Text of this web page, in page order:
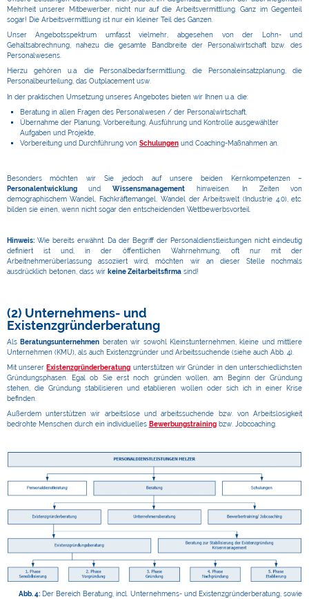
Mehrheit unserer Mitbewerber, nicht nur auf die Arbeitsvermittlung. Ganz im Gegenteil
sogar! Die Arbeitsvermittlung ist nur ein kleiner Teil des Ganzen.
Unser Angebotsspektrum umfasst vielmehr, abgesehen von der Lohn- und
Gehaltsabrechnung, nahezu die gesamte Bandbreite der Personalwirtschaft bzw. des
Personalwesens.
Hierzu gehören u.a. die Personalbedarfsermittlung, die Personaleinsatzplanung, die
Personalbeurteilung, das Outplacement usw.
In der praktischen Umsetzung unseres Angebotes bieten wir Ihnen u.a. die:
Beratung in allen Fragen des Personalwesen / der Personalwirtschaft,
Übernahme der Planung, Vorbereitung, Ausführung und Kontrolle ausgewählter
Aufgaben und Projekte,
Vorbereitung und Durchführung von Schulungenund Coaching-Maßnahmen an.
Besonders möchten wir Sie jedoch auf unsere beiden Kernkompetenzen –
PersonalentwicklungundWissensmanagement hinweisen. In Zeiten von
demographischem Wandel, Fachkräftemangel, Wandel der Arbeitswelt (Industrie 4.0), etc.
bilden sie einen, wenn nicht sogar den entscheidenden Wettbewerbsvorteil.
Hinweis:Wie bereits erwähnt. Da der Begriff der Personaldienstleistungen nicht eindeutig
definiert ist und, in der öffentlichen Wahrnehmung, oft nur mit der
Arbeitnehmerüberlassung assoziiert wird, möchten wir an dieser Stelle nochmals
ausdrücklich betonen, dass wir keine Zeitarbeitsfirmasind!
(2) Unternehmens- und
Existenzgründerberatung
Als Beratungsunternehmen beraten wir sowohl Kleinstunternehmen, kleine und mittlere
Unternehmen (KMU), als auch Existenzgründer und Arbeitssuchende (siehe auch Abb. 4).
Mit unserer Existenzgründerberatung unterstützen wir Gründer in den unterschiedlichsten
Gründungsphasen. Egal ob Sie erst noch gründen wollen, am Beginn der Gründung
stehen, die Gründung stabilisieren und etablieren wollen oder sich ich in einer Krise
befinden.
Außerdem unterstützen wir arbeitslose und arbeitssuchende bzw. von Arbeitslosigkeit
bedrohte Menschen durch ein individuelles Bewerbungstrainingbzw. Jobcoaching.
Abb. 4: Der Bereich Beratung, incl. Unternehmens- und Existenzgründerberatung, sowie